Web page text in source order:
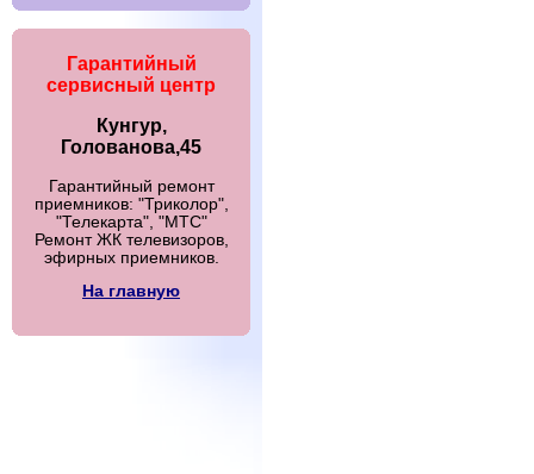
Гарантийный
сервисный центр
Кунгур,
Голованова,45
Гарантийный ремонт
приемников: "Триколор",
"Телекарта", "МТС"
Ремонт ЖК телевизоров,
эфирных приемников.
На главную